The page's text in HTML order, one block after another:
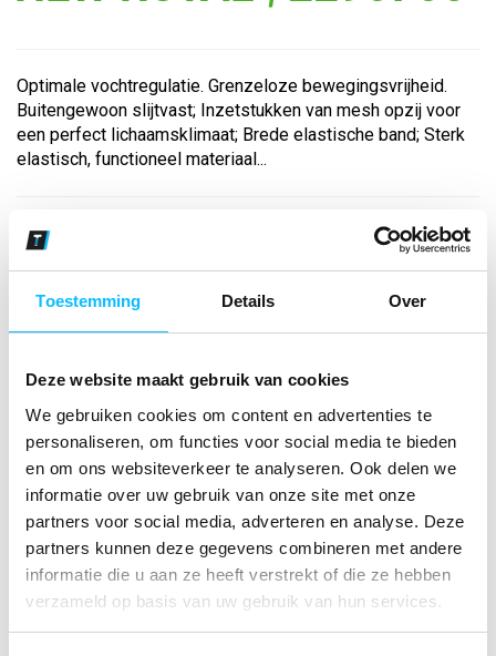
Toestemming Details Over
Deze website maakt gebruik van cookies
We gebruiken cookies om content en advertenties te
personaliseren, om functies voor social media te bieden
en om ons websiteverkeer te analyseren. Ook delen we
informatie over uw gebruik van onze site met onze
partners voor social media, adverteren en analyse. Deze
partners kunnen deze gegevens combineren met andere
informatie die u aan ze heeft verstrekt of die ze hebben
verzameld op basis van uw gebruik van hun services.
Optimale vochtregulatie. Grenzeloze bewegingsvrijheid.
Buitengewoon slijtvast; Inzetstukken van mesh opzij voor
een perfect lichaamsklimaat; Brede elastische band; Sterk
elastisch, functioneel materiaal...
Bekijk andere kleuren
new royal
Maat
Aantal
*Gratis verzending vanaf €150,- exclusief BTW
Kies kleur/maat
€ 19,34 € 24,79 excl BTW
€ 23,40 € 30 ,- incl BTW